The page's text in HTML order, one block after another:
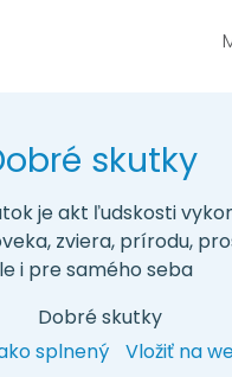
skutky
je akt ľudskosti
zviera, prírodu,
i pre samého seba
splnený
Vložiť na